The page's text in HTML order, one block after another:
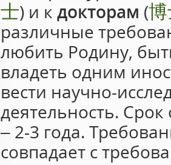
士) и к докторам (
различные
любить Родину,
владеть одним
вести научно-
деятельность.
– 2-3 года.
совпадает с